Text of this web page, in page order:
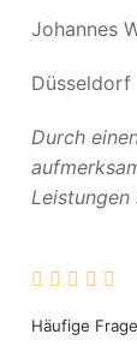
Johannes
Düsseldorf
Durch
Häufige